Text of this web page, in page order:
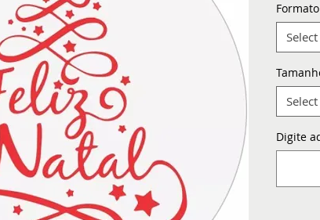
Formato
Select
Select
Digite